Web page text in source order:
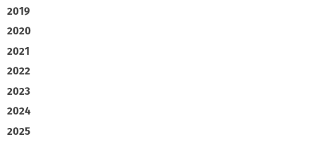
2019
2020
2021
2022
2023
2024
2025